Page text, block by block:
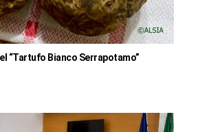
“Tartufo Bianco Serrapotamo”